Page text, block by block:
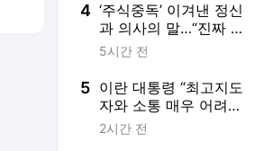
4 ‘주식중독’ 이겨낸 정신
과 의사의 말…“진짜 무
서운 건 불안에 무너진
뇌” [건강한겨레]
5시간 전
5 이란 대통령 “최고지도
자와 소통 매우 어려
워…그의 존재, 매우 큰
힘”
2시간 전